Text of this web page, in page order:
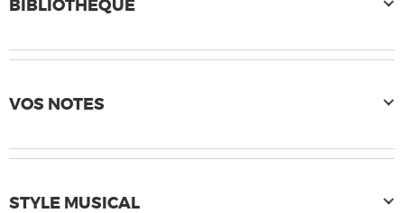
BIBLIOTHÈQUE
VOS NOTES
STYLE MUSICAL